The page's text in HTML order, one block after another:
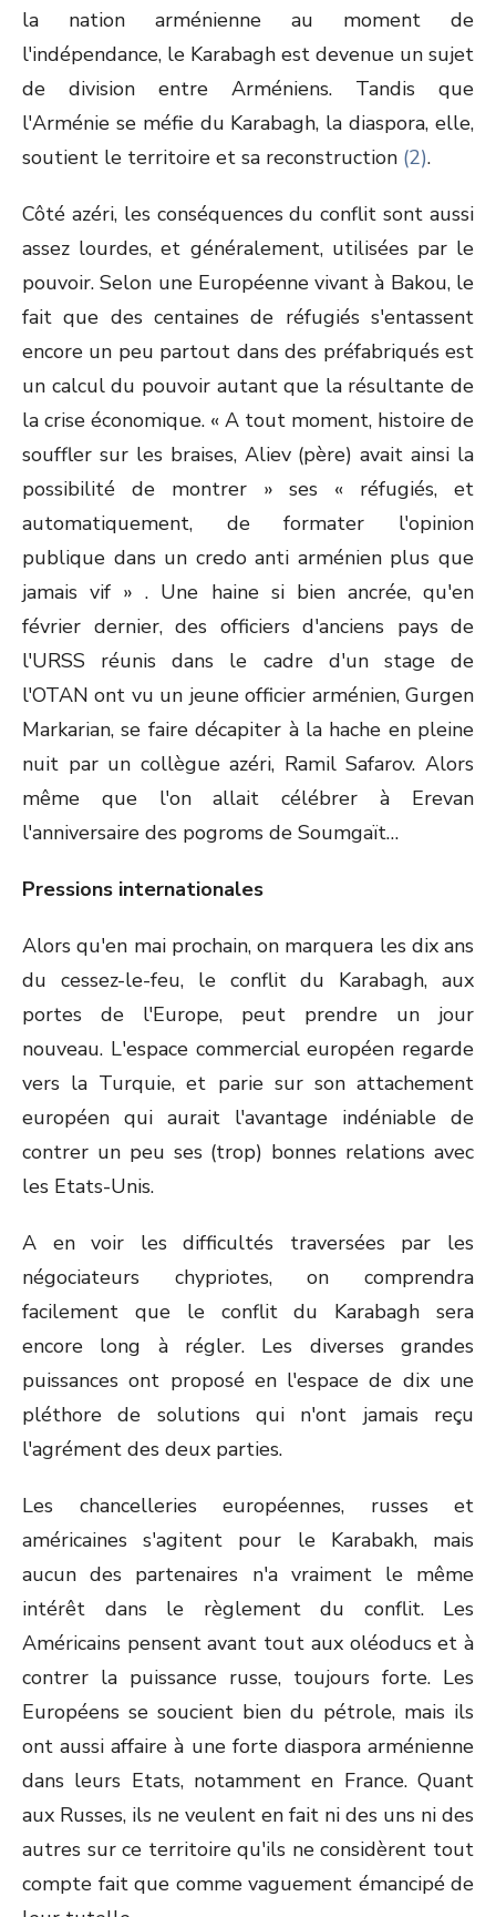
la nation arménienne au moment de
l'indépendance, le Karabagh est devenue un sujet
de division entre Arméniens. Tandis que
l'Arménie se méfie du Karabagh, la diaspora, elle,
soutient le territoire et sa reconstruction (2).
Côté azéri, les conséquences du conflit sont aussi
assez lourdes, et généralement, utilisées par le
pouvoir. Selon une Européenne vivant à Bakou, le
fait que des centaines de réfugiés s'entassent
encore un peu partout dans des préfabriqués est
un calcul du pouvoir autant que la résultante de
la crise économique. « A tout moment, histoire de
souffler sur les braises, Aliev (père) avait ainsi la
possibilité de montrer » ses « réfugiés, et
automatiquement, de formater l'opinion
publique dans un credo anti arménien plus que
jamais vif » . Une haine si bien ancrée, qu'en
février dernier, des officiers d'anciens pays de
l'URSS réunis dans le cadre d'un stage de
l'OTAN ont vu un jeune officier arménien, Gurgen
Markarian, se faire décapiter à la hache en pleine
nuit par un collègue azéri, Ramil Safarov. Alors
même que l'on allait célébrer à Erevan
l'anniversaire des pogroms de Soumgaït…
Pressions internationales
Alors qu'en mai prochain, on marquera les dix ans
du cessez-le-feu, le conflit du Karabagh, aux
portes de l'Europe, peut prendre un jour
nouveau. L'espace commercial européen regarde
vers la Turquie, et parie sur son attachement
européen qui aurait l'avantage indéniable de
contrer un peu ses (trop) bonnes relations avec
les Etats-Unis.
A en voir les difficultés traversées par les
négociateurs chypriotes, on comprendra
facilement que le conflit du Karabagh sera
encore long à régler. Les diverses grandes
puissances ont proposé en l'espace de dix une
pléthore de solutions qui n'ont jamais reçu
l'agrément des deux parties.
Les chancelleries européennes, russes et
américaines s'agitent pour le Karabakh, mais
aucun des partenaires n'a vraiment le même
intérêt dans le règlement du conflit. Les
Américains pensent avant tout aux oléoducs et à
contrer la puissance russe, toujours forte. Les
Européens se soucient bien du pétrole, mais ils
ont aussi affaire à une forte diaspora arménienne
dans leurs Etats, notamment en France. Quant
aux Russes, ils ne veulent en fait ni des uns ni des
autres sur ce territoire qu'ils ne considèrent tout
compte fait que comme vaguement émancipé de